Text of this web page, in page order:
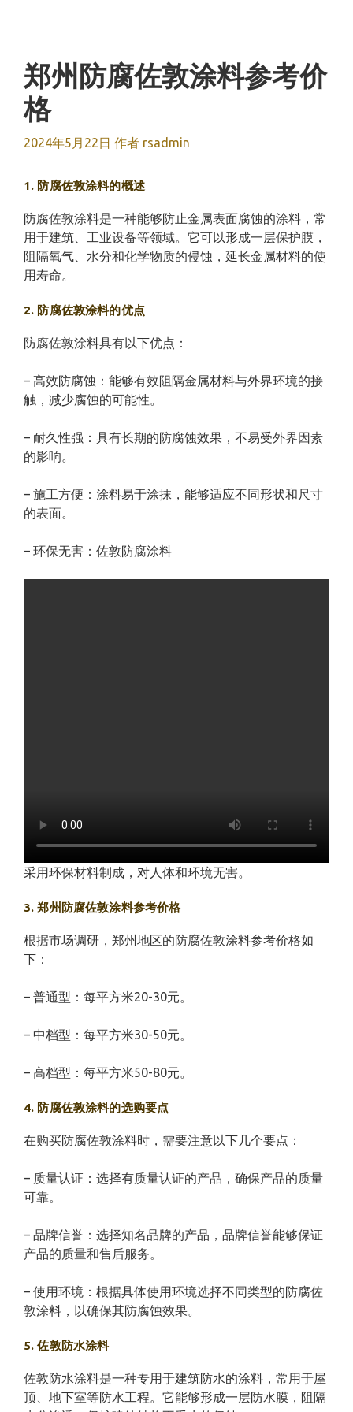
郑州防腐佐敦涂料参考价
格
2024年5月22日 作者 rsadmin
1. 防腐佐敦涂料的概述
防腐佐敦涂料是一种能够防止金属表面腐蚀的涂料，常
用于建筑、工业设备等领域。它可以形成一层保护膜，
阻隔氧气、水分和化学物质的侵蚀，延长金属材料的使
用寿命。
2. 防腐佐敦涂料的优点
防腐佐敦涂料具有以下优点：
– 高效防腐蚀：能够有效阻隔金属材料与外界环境的接
触，减少腐蚀的可能性。
– 耐久性强：具有长期的防腐蚀效果，不易受外界因素
的影响。
– 施工方便：涂料易于涂抹，能够适应不同形状和尺寸
的表面。
– 环保无害：佐敦防腐涂料
采用环保材料制成，对人体和环境无害。
3. 郑州防腐佐敦涂料参考价格
根据市场调研，郑州地区的防腐佐敦涂料参考价格如
下：
– 普通型：每平方米20-30元。
– 中档型：每平方米30-50元。
– 高档型：每平方米50-80元。
4. 防腐佐敦涂料的选购要点
在购买防腐佐敦涂料时，需要注意以下几个要点：
– 质量认证：选择有质量认证的产品，确保产品的质量
可靠。
– 品牌信誉：选择知名品牌的产品，品牌信誉能够保证
产品的质量和售后服务。
– 使用环境：根据具体使用环境选择不同类型的防腐佐
敦涂料，以确保其防腐蚀效果。
5. 佐敦防水涂料
佐敦防水涂料是一种专用于建筑防水的涂料，常用于屋
顶、地下室等防水工程。它能够形成一层防水膜，阻隔